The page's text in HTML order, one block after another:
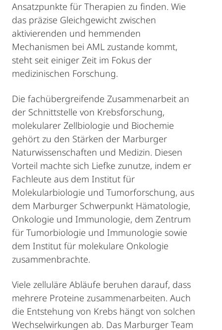
Ansatzpunkte für Therapien zu finden. Wie
das präzise Gleichgewicht zwischen
aktivierenden und hemmenden
Mechanismen bei AML zustande kommt,
steht seit einiger Zeit im Fokus der
medizinischen Forschung.
Die fachübergreifende Zusammenarbeit an
der Schnittstelle von Krebsforschung,
molekularer Zellbiologie und Biochemie
gehört zu den Stärken der Marburger
Naturwissenschaften und Medizin. Diesen
Vorteil machte sich Liefke zunutze, indem er
Fachleute aus dem Institut für
Molekularbiologie und Tumorforschung, aus
dem Marburger Schwerpunkt Hämatologie,
Onkologie und Immunologie, dem Zentrum
für Tumorbiologie und Immunologie sowie
dem Institut für molekulare Onkologie
zusammenbrachte.
Viele zelluläre Abläufe beruhen darauf, dass
mehrere Proteine zusammenarbeiten. Auch
die Entstehung von Krebs hängt von solchen
Wechselwirkungen ab. Das Marburger Team